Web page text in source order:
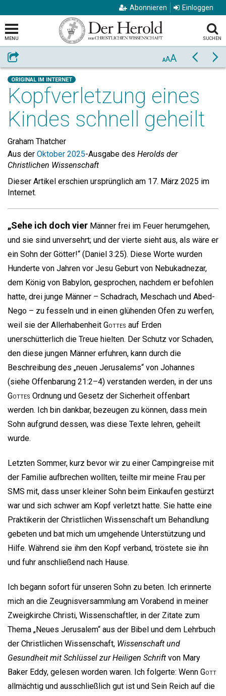
Abonnieren Einloggen
MENU SUCHEN
Weiterempfehlen AAA Zurück
ORIGINAL IM INTERNET
Kopfverletzung eines
Kindes schnell geheilt
Graham Thatcher
Aus der Oktober 2025-Ausgabe des Herolds der
Christlichen Wissenschaft
Dieser Artikel erschien ursprünglich am 17. März 2025 im
Internet.
„Sehe ich doch vier Männer frei im Feuer herumgehen,
und sie sind unversehrt; und der vierte sieht aus, als wäre er
ein Sohn der Götter!“ (Daniel 3:25). Diese Worte wurden
Hunderte von Jahren vor Jesu Geburt von Nebukadnezar,
dem König von Babylon, gesprochen, nachdem er befohlen
hatte, drei junge Männer – Schadrach, Meschach und Abed-
Nego – zu fesseln und in einen glühenden Ofen zu werfen,
weil sie der Allerhabenheit Gottes auf Erden
unerschütterlich die Treue hielten. Der Schutz vor Schaden,
den diese jungen Männer erfuhren, kann durch die
Beschreibung des „neuen Jerusalems“ von Johannes
(siehe Offenbarung 21:2–4) verstanden werden, in der uns
Gottes Ordnung und Gesetz der Sicherheit offenbart
werden. Ich bin dankbar, bezeugen zu können, dass mein
Sohn aufgrund dessen, was diese Texte lehren, geheilt
wurde.
Letzten Sommer, kurz bevor wir zu einer Campingreise mit
der Familie aufbrechen wollten, teilte mir meine Frau per
SMS mit, dass unser kleiner Sohn beim Einkaufen gestürzt
war und sich schwer am Kopf verletzt hatte. Sie hatte eine
Praktikerin der Christlichen Wissenschaft um Behandlung
gebeten und bat mich um umgehende Unterstützung und
Hilfe. Während sie ihm den Kopf verband, tröstete sie ihn
und fuhr anschließend nach Hause.
Ich begann sofort für unseren Sohn zu beten. Ich erinnerte
mich an die Zeugnisversammlung am Vorabend in meiner
Zweigkirche Christi, Wissenschaftler, in der Zitate zum
Thema „Neues Jerusalem“ aus der Bibel und dem Lehrbuch
der Christlichen Wissenschaft, Wissenschaft und
Gesundheit mit Schlüssel zur Heiligen Schrift von Mary
Baker Eddy, gelesen worden waren. Ich folgerte: Wenn Gott
allmächtig und ausschließlich gut ist und Sein Reich auf die